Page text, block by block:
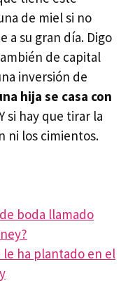
de miel si no
a su gran día. Digo
de capital
inversión de
hija se casa con
si hay que tirar la
ni los cimientos.
boda llamado
le ha plantado en el